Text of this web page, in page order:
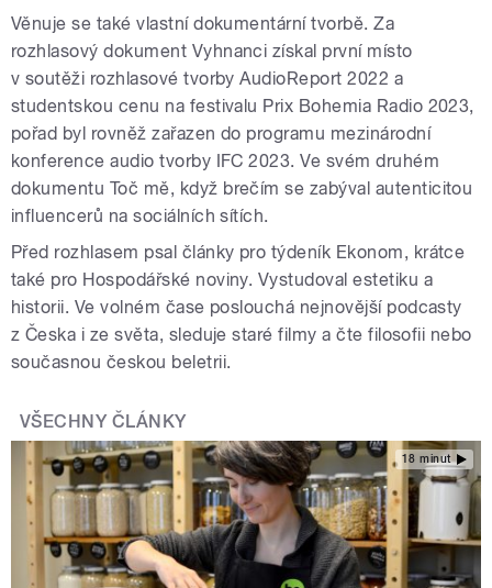
Věnuje se také vlastní dokumentární tvorbě. Za
rozhlasový dokument Vyhnanci získal první místo
v soutěži rozhlasové tvorby AudioReport 2022 a
studentskou cenu na festivalu Prix Bohemia Radio 2023,
pořad byl rovněž zařazen do programu mezinárodní
konference audio tvorby IFC 2023. Ve svém druhém
dokumentu Toč mě, když brečím se zabýval autenticitou
influencerů na sociálních sítích.
Před rozhlasem psal články pro týdeník Ekonom, krátce
také pro Hospodářské noviny. Vystudoval estetiku a
historii. Ve volném čase poslouchá nejnovější podcasty
z Česka i ze světa, sleduje staré filmy a čte filosofii nebo
současnou českou beletrii.
VŠECHNY ČLÁNKY
18 minut